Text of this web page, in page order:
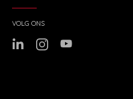
VOLG ONS